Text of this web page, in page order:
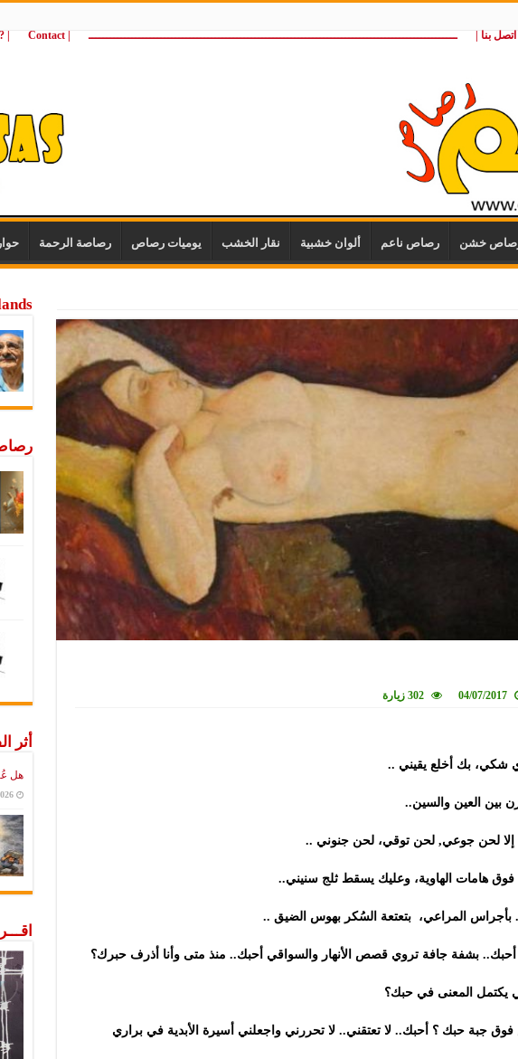
اتصل بنا | ــــــــــــــــــــــــــــــــــــــــــــــــــــــــــــــــــــــــــــــــــــــــــــــــــــــ | Contact
wij
خشن رصاص ناعم ألوان خشبية نقار الخشب يوميات رصاص رصاصة الرحمة
04/07/2017 302 زيارة
شكي، بك أخلع يقيني ..
بين العين والسين..
إلا لحن جوعي, لحن توقي، لحن جنوني ..
فوق هامات الهاوية، وعليك يسقط ثلج سنيني..
بأجراس المراعي، بتعتعة السُكر بهوس الضيق ..
أحبك.. بشفة جافة تروي قصص الأنهار والسواقي أحبك.. منذ متى وأنا أذرف حبرك؟
يكتمل المعنى في حبك؟
جبة حبك ؟ أحبك.. لا تعتقني.. لا تحررني واجعلني أسيرة الأبدية في براري
أثر
هل